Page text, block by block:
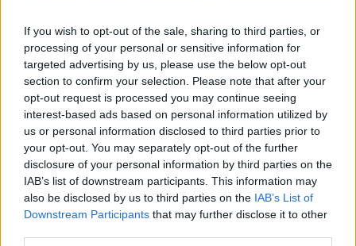
If you wish to opt-out of the sale, sharing to third parties, or
processing of your personal or sensitive information for
targeted advertising by us, please use the below opt-out
section to confirm your selection. Please note that after your
opt-out request is processed you may continue seeing
interest-based ads based on personal information utilized by
us or personal information disclosed to third parties prior to
your opt-out. You may separately opt-out of the further
disclosure of your personal information by third parties on the
IAB’s list of downstream participants. This information may
also be disclosed by us to third parties on the IAB’s List of
Downstream Participants that may further disclose it to other
2011. augusztus 09. 08:40
Támaszok pedig nem léteznek - vonhatjuk le a
következtetést a tegnapi amerikai kereskedés
alapján, ahol minden technikai szintet játszi
könnyedséggel tört át a meredeken zuhanó index.
Ma reggel a határidős S&P500, a határidős DAX és
az OTP grafikonjait vesszük górcső alá.
A sokak által várt visszapattanás egyelőre elmaradt, ezzel
szemben a pesszimista várakozások pár óra alatt